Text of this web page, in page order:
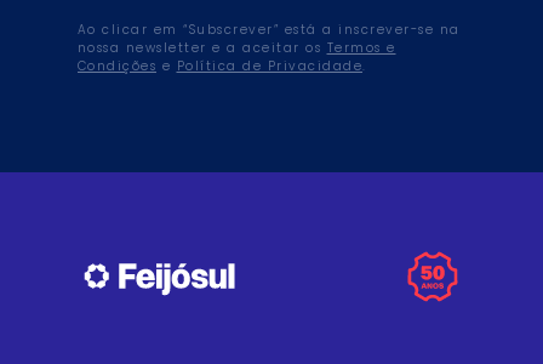
Ao clicar em “Subscrever” está a inscrever-se na
nossa newsletter e a aceitar os Termos e
Condições e Política de Privacidade.